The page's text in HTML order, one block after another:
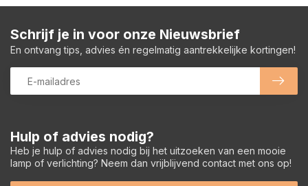
Hulp of advies nodig?
Heb je hulp of advies nodig bij het uitzoeken van een mooie
lamp of verlichting? Neem dan vrijblijvend contact met ons op!
Schrijf je in voor onze Nieuwsbrief
En ontvang tips, advies én regelmatig aantrekkelijke kortingen!